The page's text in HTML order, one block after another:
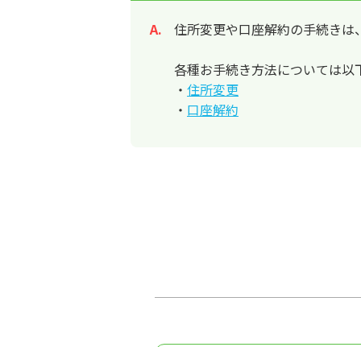
回答
住所変更や口座解約の手続き
各種お手続き方法については以
・ 住所変更
・ 口座解約